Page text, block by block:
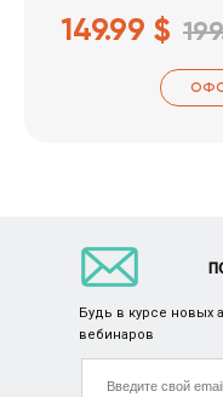
149.99 $
Будь в курсе новых
вебинаров